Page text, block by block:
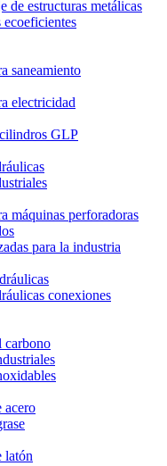
de estructuras metálicas
ecoeficientes
saneamiento
electricidad
GLP
máquinas perforadoras
para la industria
conexiones
carbono
acero
latón